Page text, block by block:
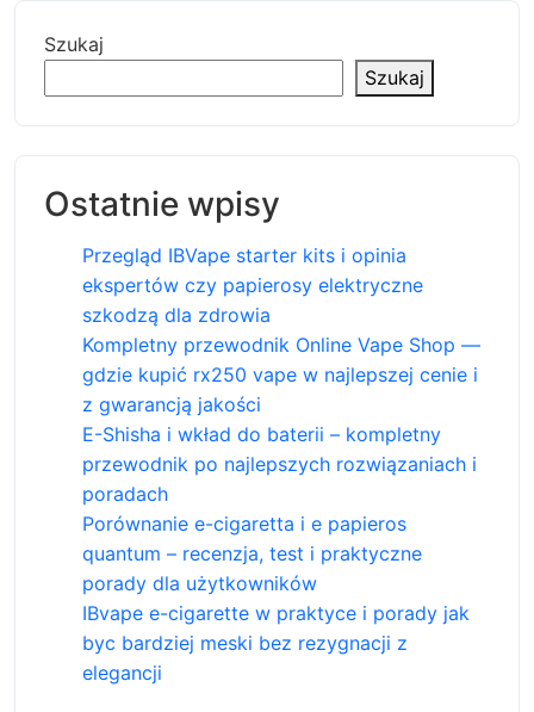
Szukaj
Szukaj
Ostatnie wpisy
Przegląd IBVape starter kits i opinia
ekspertów czy papierosy elektryczne
szkodzą dla zdrowia
Kompletny przewodnik Online Vape Shop —
gdzie kupić rx250 vape w najlepszej cenie i
z gwarancją jakości
E-Shisha i wkład do baterii – kompletny
przewodnik po najlepszych rozwiązaniach i
poradach
Porównanie e-cigaretta i e papieros
quantum – recenzja, test i praktyczne
porady dla użytkowników
IBvape e-cigarette w praktyce i porady jak
byc bardziej meski bez rezygnacji z
elegancji